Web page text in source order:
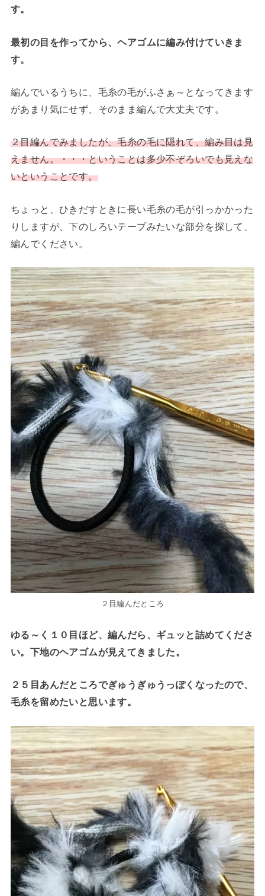
す。
最初の目を作ってから、ヘアゴムに編み付けていきま
す。
編んでいるうちに、毛糸の毛がふさぁ～となってきます
があまり気にせず、そのまま編んで大丈夫です。
２目編んでみましたが、毛糸の毛に隠れて、編み目は見
えません。・・・ということは多少不ぞろいでも見えな
いということです。
ちょっと、ひきだすときに長い毛糸の毛が引っかかった
りしますが、下のしろいテープみたいな部分を探して、
編んでください。
２目編んだところ
ゆる～く１０目ほど、編んだら、ギュッと詰めてくださ
い。下地のヘアゴムが見えてきました。
２５目あんだところでぎゅうぎゅうっぽくなったので、
毛糸を留めたいと思います。